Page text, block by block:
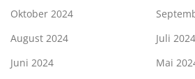
Oktober 2024
August 2024
Juli 2024
Juni 2024
Mai